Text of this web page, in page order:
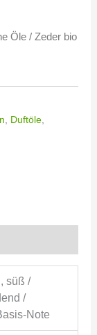
Öle/ Zeder bio
Duftöle,
süß /
/
Note